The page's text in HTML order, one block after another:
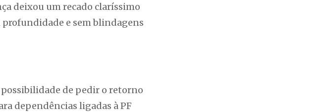
deixou um recado claríssimo
profundidade e sem blindagens
possibilidade de pedir o retorno
dependências ligadas à PF